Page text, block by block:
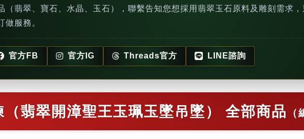
（翡翠、寶石、水晶、玉石），聯繫告知您想採用翡翠玉石原料及雕刻需求
做服務。
官方FB 官方IG Threads官方 LINE諮詢
（翡翠開漳聖王玉珮玉墜吊墜） 全部商品